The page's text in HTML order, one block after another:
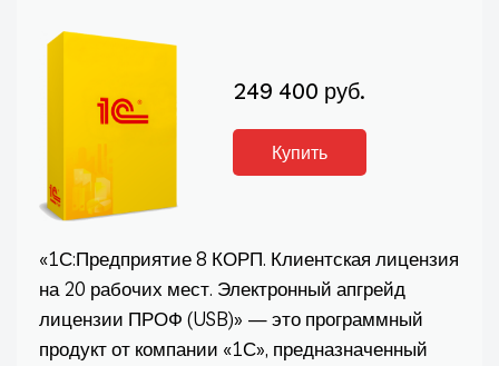
249 400 руб.
Купить
«1С:Предприятие 8 КОРП. Клиентская лицензия
на 20 рабочих мест. Электронный апгрейд
лицензии ПРОФ (USB)» — это программный
продукт от компании «1С», предназначенный